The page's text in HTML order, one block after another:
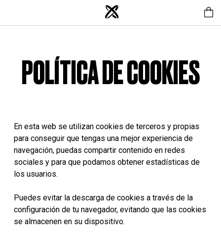
POLÍTICA DE COOKIES
En esta web se utilizan cookies de terceros y propias
para conseguir que tengas una mejor experiencia de
navegación, puedas compartir contenido en redes
sociales y para que podamos obtener estadísticas de
los usuarios.
Puedes evitar la descarga de cookies a través de la
configuración de tu navegador, evitando que las cookies
se almacenen en su dispositivo.